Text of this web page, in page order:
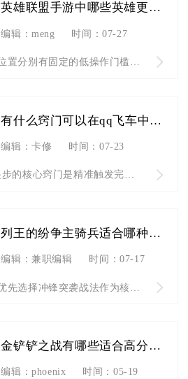
英雄联盟手游中哪些英雄更容易上手
编辑：meng 时间：07-27
有什么窍门可以在qq飞车中实现最快起步
编辑：卡修 时间：07-23
QQ飞车实现最快起步的核心窍门是精准触发完美起步小喷后，根据...
列王的纷争主骑兵适合哪种战法
编辑：兼职编辑 时间：07-17
金铲铲之战有哪些适合高分段玩家的优秀阵容
编辑：phoenix 时间：05-19